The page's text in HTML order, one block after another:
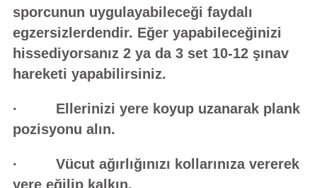
sporcunun uygulayabileceği faydalı
egzersizlerdendir. Eğer yapabileceğinizi
hissediyorsanız 2 ya da 3 set 10-12 şınav
hareketi yapabilirsiniz.
· Ellerinizi yere koyup uzanarak plank
pozisyonu alın.
· Vücut ağırlığınızı kollarınıza vererek
yere eğilip kalkın.